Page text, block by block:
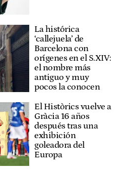
La histórica
‘callejuela’ de
Barcelona con
orígenes en el S.XIV:
el nombre más
antiguo y muy
pocos la conocen
El Històrics vuelve a
Gràcia 16 años
después tras una
exhibición
goleadora del
Europa